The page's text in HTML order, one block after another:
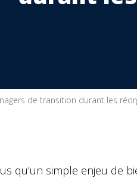
de transition durant les
qu’un simple enjeu de